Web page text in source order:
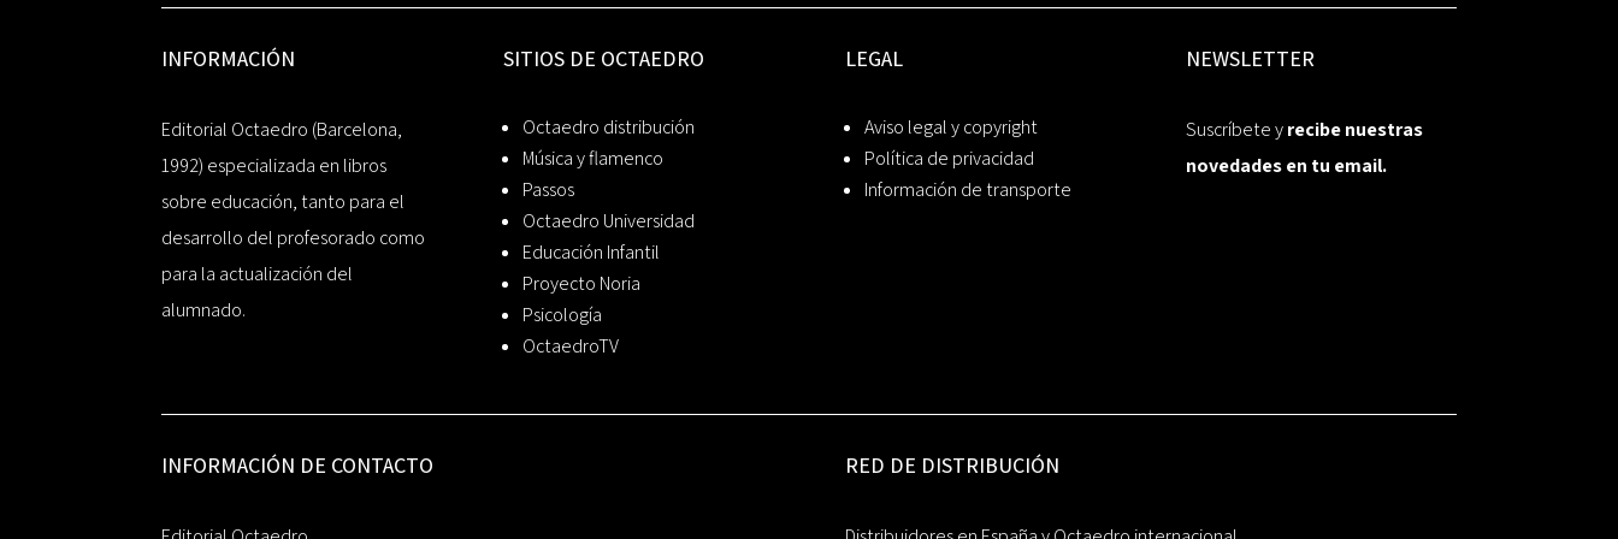
INFORMACIÓN
Editorial Octaedro (Barcelona,
1992) especializada en libros
sobre educación, tanto para el
desarrollo del profesorado como
para la actualización del
alumnado.
SITIOS DE OCTAEDRO
Octaedro distribución
Música y flamenco
Passos
Octaedro Universidad
Educación Infantil
Proyecto Noria
Psicología
OctaedroTV
LEGAL
Aviso legal y copyright
Política de privacidad
Información de transporte
NEWSLETTER
Suscríbete yrecibe nuestras
novedades en tu email.
INFORMACIÓN DE CONTACTO RED DE DISTRIBUCIÓN